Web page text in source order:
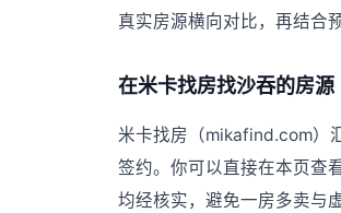
真实房源横向对比，再结合
在米卡找房找沙吞的房源
米卡找房（mikafind.com）
签约。你可以直接在本页查
均经核实，避免一房多卖与